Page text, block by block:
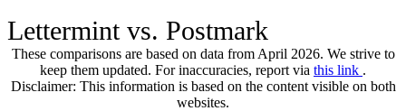
Lettermint vs. Postmark
These comparisons are based on data from April 2026. We strive to
keep them updated. For inaccuracies, report via this link .
Disclaimer: This information is based on the content visible on both
websites.